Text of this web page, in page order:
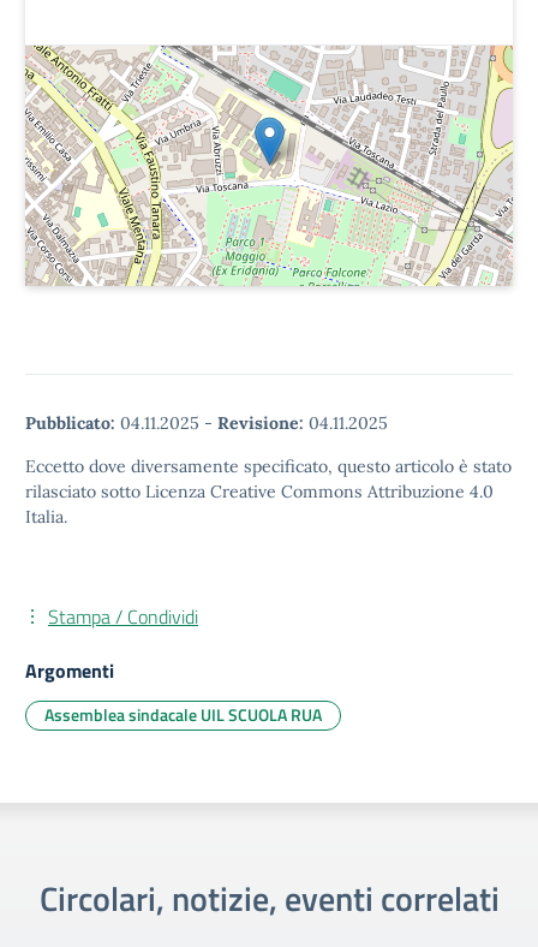
Pubblicato: 04.11.2025 - Revisione: 04.11.2025
Eccetto dove diversamente specificato, questo articolo è stato
rilasciato sotto Licenza Creative Commons Attribuzione 4.0
Italia.
Stampa / Condividi
Argomenti
Assemblea sindacale UIL SCUOLA RUA
Circolari, notizie, eventi correlati